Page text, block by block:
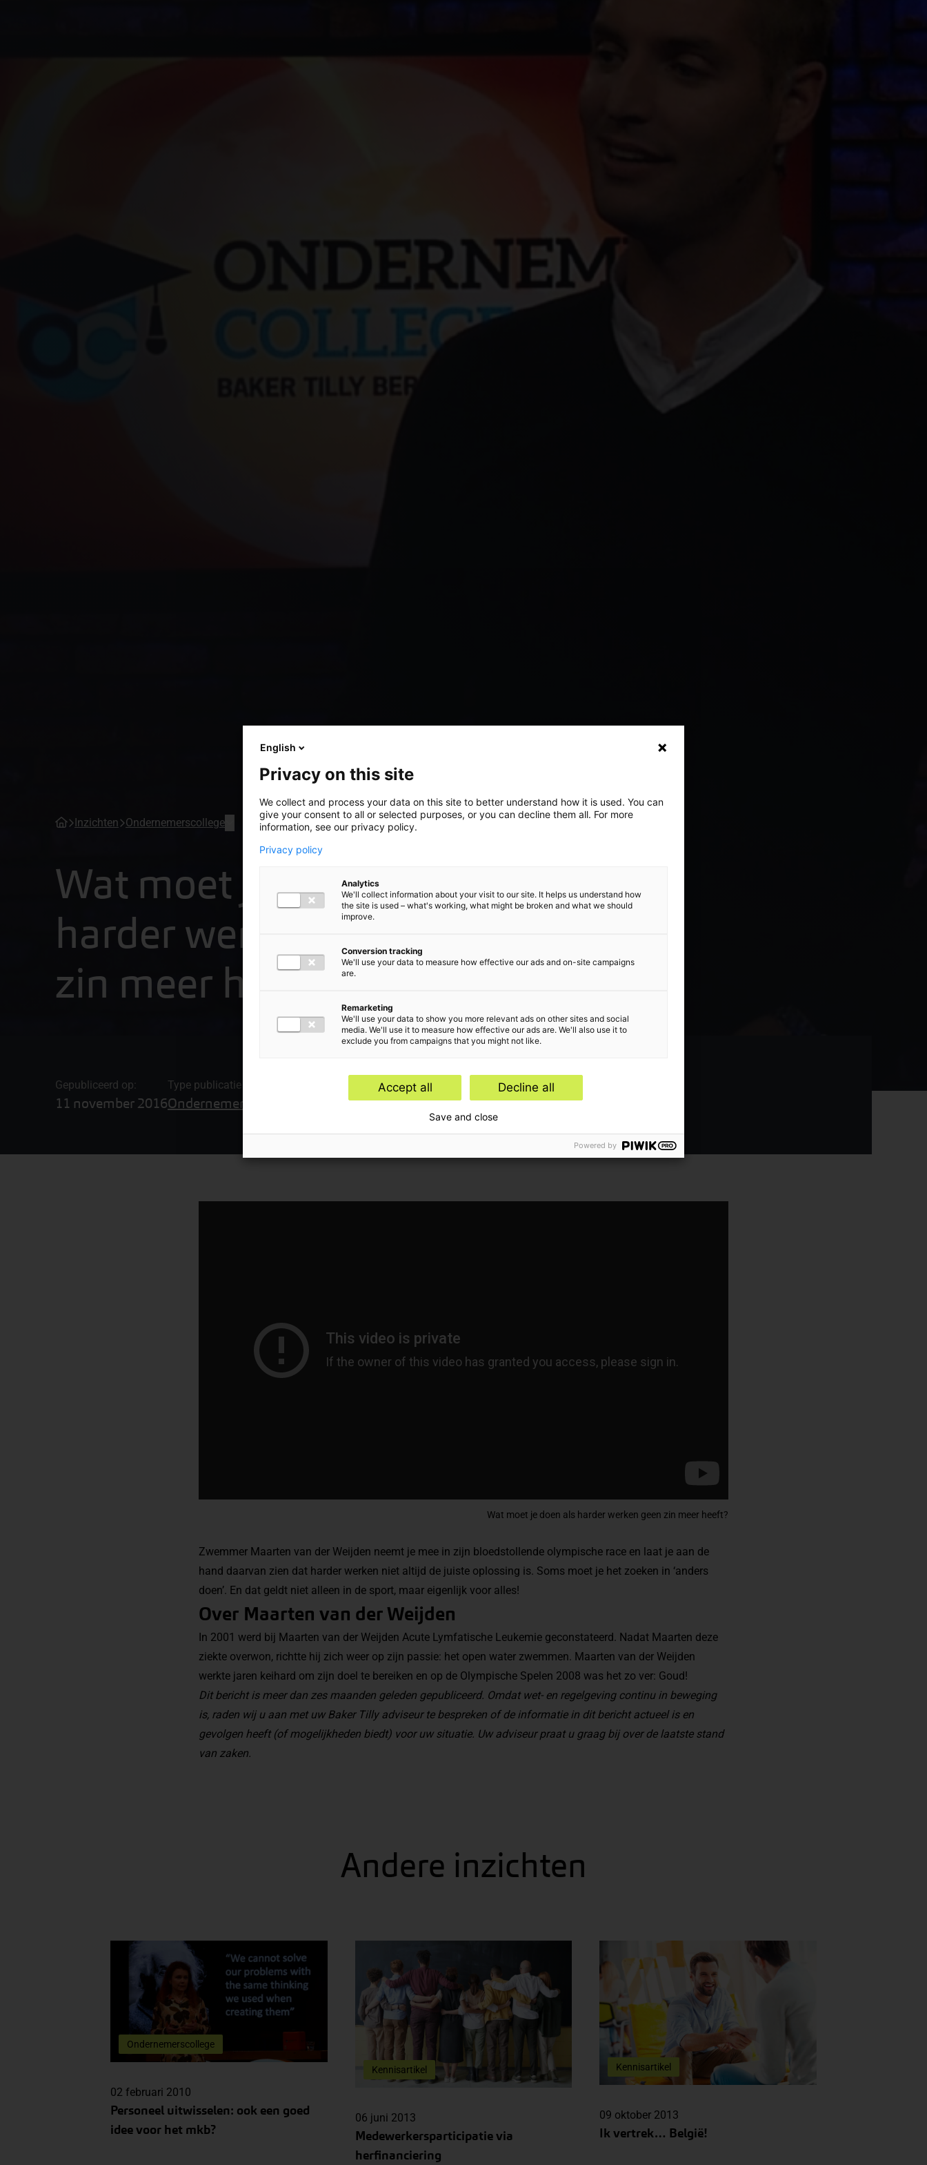
Inzichten Ondernemerscollege
Wat moet je doen als
harder werken geen
zin meer heeft?
Gepubliceerd op:
11 november 2016
Type publicatie
Ondernemerscollege
Wat moet je doen als harder werken geen zin meer heeft?
Zwemmer Maarten van der Weijden neemt je mee in zijn bloedstollende olympische race en laat je aan de
hand daarvan zien dat harder werken niet altijd de juiste oplossing is. Soms moet je het zoeken in ‘anders
doen’. En dat geldt niet alleen in de sport, maar eigenlijk voor alles!
Over Maarten van der Weijden
In 2001 werd bij Maarten van der Weijden Acute Lymfatische Leukemie geconstateerd. Nadat Maarten deze
ziekte overwon, richtte hij zich weer op zijn passie: het open water zwemmen. Maarten van der Weijden
werkte jaren keihard om zijn doel te bereiken en op de Olympische Spelen 2008 was het zo ver: Goud!
Dit bericht is meer dan zes maanden geleden gepubliceerd. Omdat wet- en regelgeving continu in beweging
is, raden wij u aan met uw Baker Tilly adviseur te bespreken of de informatie in dit bericht actueel is en
gevolgen heeft (of mogelijkheden biedt) voor uw situatie. Uw adviseur praat u graag bij over de laatste stand
van zaken.
Andere inzichten
Ondernemerscollege
02 februari 2010
Personeel uitwisselen: ook een goed
idee voor het mkb?
Kennisartikel
06 juni 2013
Medewerkersparticipatie via
herfinanciering
Kennisartikel
09 oktober 2013
Ik vertrek… België!
English
Privacy on this site
We collect and process your data on this site to better understand how it is used. You can
give your consent to all or selected purposes, or you can decline them all. For more
information, see our privacy policy.
Privacy policy
Analytics
We'll collect information about your visit to our site. It helps us understand how
the site is used – what's working, what might be broken and what we should
improve.
Conversion tracking
We'll use your data to measure how effective our ads and on-site campaigns
are.
Remarketing
We'll use your data to show you more relevant ads on other sites and social
media. We'll use it to measure how effective our ads are. We'll also use it to
exclude you from campaigns that you might not like.
Accept all Decline all
Save and close
Powered by